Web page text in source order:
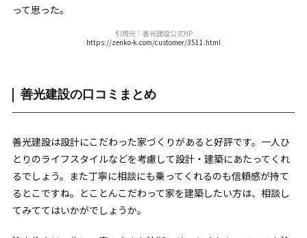
って思った。
引用元：善光建設公式HP
https://zenko-k.com/customer/3511.html
善光建設の口コミまとめ
善光建設は設計にこだわった家づくりがあると好評です。一人ひ
とりのライフスタイルなどを考慮して設計・建築にあたってくれ
るでしょう。また丁寧に相談にも乗ってくれるのも信頼感が持て
るとこですね。とことんこだわって家を建築したい方は、相談し
てみててはいかがでしょうか。